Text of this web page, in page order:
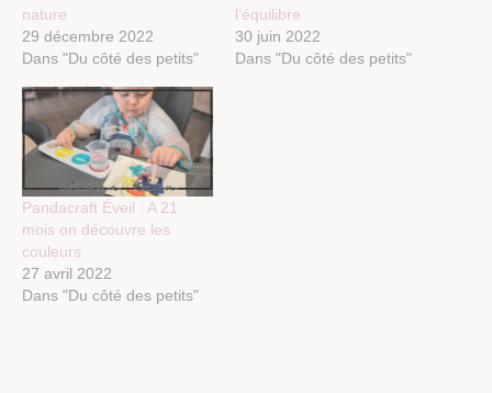
nature
29 décembre 2022
Dans "Du côté des petits"
l’équilibre
30 juin 2022
Dans "Du côté des petits"
Pandacraft Éveil : A 21
mois on découvre les
couleurs
27 avril 2022
Dans "Du côté des petits"